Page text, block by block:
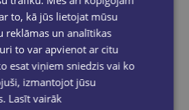
piegāde jebkurā GLOBUSS
5 darba dienu laikā, kad
gatavs saņemšanai, saņemsi
SMS.
to, kā jūs lietojat mūsu
reklāmas un analītikas
to var apvienot ar citu
esat viņiem sniedzis vai ko
izmantojot jūsu
Lasīt vairāk